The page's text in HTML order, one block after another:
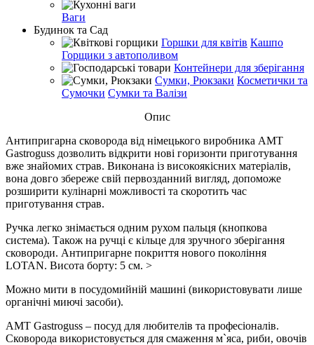
Ваги
Будинок та Сад
Горшки для квітів Кашпо
Горщики з автополивом
Контейнери для зберігання
Сумки, Рюкзаки Косметички та
Сумочки Сумки та Валізи
Опис
Антипригарна сковорода від німецького виробника AMT
Gastroguss дозволить відкрити нові горизонти приготування
вже знайомих страв. Виконана із високоякісних матеріалів,
вона довго збереже свій первозданний вигляд, допоможе
розширити кулінарні можливості та скоротить час
приготування страв.
Ручка легко знімається одним рухом пальця (кнопкова
система). Також на ручці є кільце для зручного зберігання
сковороди. Антипригарне покриття нового покоління
LOTAN. Висота борту: 5 см. >
Можно мити в посудомийній машині (використовувати лише
органічні миючі засоби).
АМТ Gastroguss – посуд для любителів та професіоналів.
Сковорода використовується для смаження м`яса, риби, овочів